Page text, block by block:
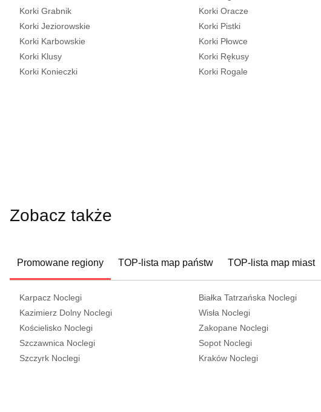
Korki Grabnik
Korki Jeziorowskie
Korki Karbowskie
Korki Klusy
Korki Konieczki
Korki Oracze
Korki Pistki
Korki Płowce
Korki Rękusy
Korki Rogale
Zobacz także
Promowane regiony TOP-lista map państw TOP-lista map miast
Karpacz Noclegi
Kazimierz Dolny Noclegi
Kościelisko Noclegi
Szczawnica Noclegi
Szczyrk Noclegi
Białka Tatrzańska Noclegi
Wisła Noclegi
Zakopane Noclegi
Sopot Noclegi
Kraków Noclegi